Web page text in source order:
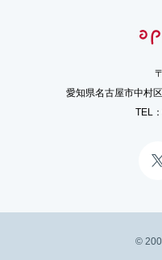
愛知県名古屋市中村
TEL：
©️